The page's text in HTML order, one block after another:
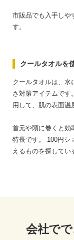
市販品でも入手しや
す。
クールタオルを
クールタオルは、水
さ対策アイテムです。
用して、肌の表面温
首元や頭に巻くと効
特長です。
100円シ
えるものを探してい
会社で